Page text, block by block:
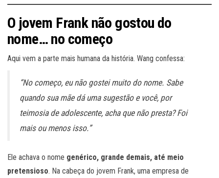
O jovem Frank não gostou do
nome… no começo
Aqui vem a parte mais humana da história. Wang confessa:
“No começo, eu não gostei muito do nome. Sabe
quando sua mãe dá uma sugestão e você, por
teimosia de adolescente, acha que não presta? Foi
mais ou menos isso.”
Ele achava o nome genérico, grande demais, até meio
pretensioso. Na cabeça do jovem Frank, uma empresa de